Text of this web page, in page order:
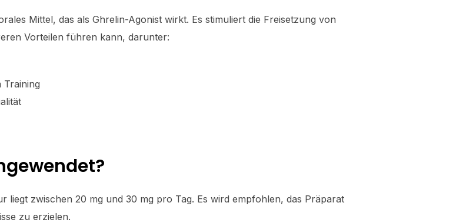
Mittel, das als Ghrelin-Agonist wirkt. Es stimuliert die Freisetzung von
Vorteilen führen kann, darunter:
Training
liegt zwischen 20 mg und 30 mg pro Tag. Es wird empfohlen, das Präparat
zu erzielen.